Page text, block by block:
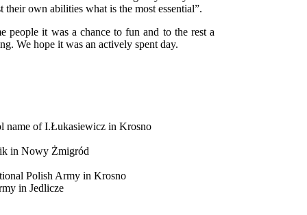
their own abilities what is the most essential”.
people it was a chance to fun and to the rest a
We hope it was an actively spent day.
name of I.Łukasiewicz in Krosno
in Nowy Żmigród
Polish Army in Krosno
in Jedlicze